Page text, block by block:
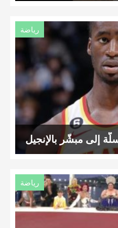
رياضة
إلى مبشّر بالإنجيل
رياضة